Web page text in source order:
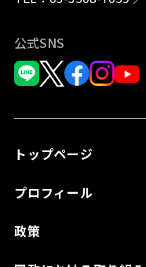
公式SNS
トップページ
プロフィール
政策